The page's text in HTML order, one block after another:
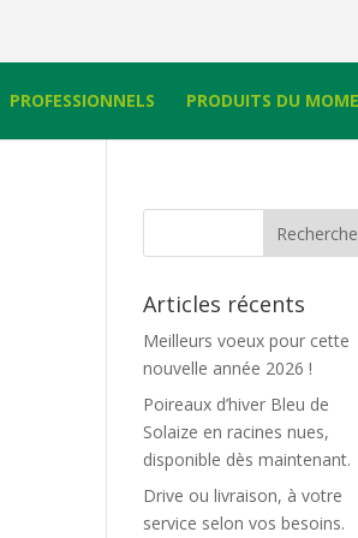
PROFESSIONNELS PRODUITS DU
Articles récents
Meilleurs voeux pour cette
nouvelle année 2026 !
Poireaux d’hiver Bleu de
Solaize en racines nues,
disponible dès maintenant.
Drive ou livraison, à votre
service selon vos besoins.